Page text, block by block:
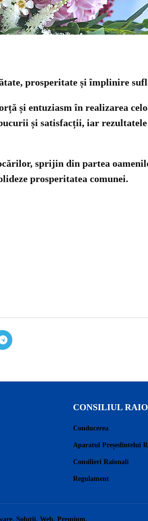
prosperitate și împlinire
și entuziasm în realizarea
și satisfacții, iar
sprijin din partea
prosperitatea comunei.
CONSILIUL
Conducerea
Aparatul Președintelui
Consilieri Raionali
Regulament
Solutii. Web. Premium.